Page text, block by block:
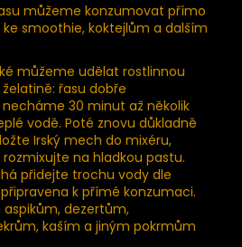
můžeme konzumovat přímo
smoothie, koktejlům a dalším
můžeme udělat rostlinnou
řasu dobře
30 minut až několik
vodě. Poté znovu důkladně
Irský mech do mixéru,
na hladkou pastu.
přidejte trochu vody dle
k přímé konzumaci.
dezertům,
kaším a jiným pokrmům